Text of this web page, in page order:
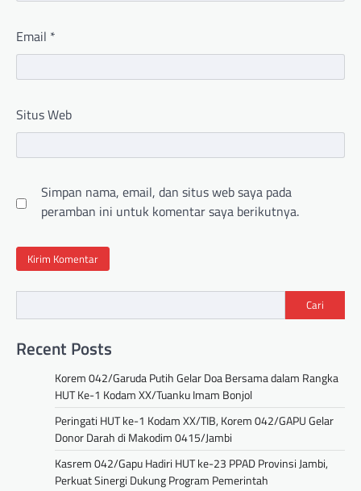
Email *
Situs Web
Simpan nama, email, dan situs web saya pada
peramban ini untuk komentar saya berikutnya.
Cari
Recent Posts
Korem 042/Garuda Putih Gelar Doa Bersama dalam Rangka
HUT Ke-1 Kodam XX/Tuanku Imam Bonjol
Peringati HUT ke-1 Kodam XX/TIB, Korem 042/GAPU Gelar
Donor Darah di Makodim 0415/Jambi
Kasrem 042/Gapu Hadiri HUT ke-23 PPAD Provinsi Jambi,
Perkuat Sinergi Dukung Program Pemerintah